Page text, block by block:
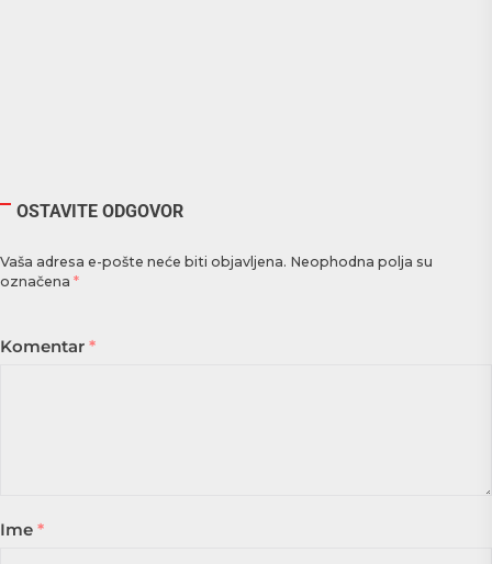
OSTAVITE ODGOVOR
Vaša adresa e-pošte neće biti objavljena. Neophodna polja su
označena *
Komentar *
Ime *